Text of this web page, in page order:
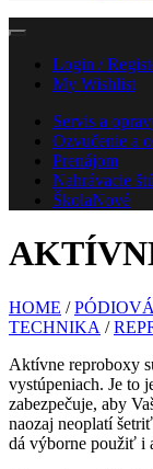
Login /
My Wishlist
Servis a
Ozvučenie a
Prenájom
Nahrávacie
ŠkolaNové
HOME /PÓDIOVÁ
TECHNIKA /
Aktívne reproboxy
vystúpeniach. Je to
zabezpečuje, aby
naozaj neoplatí
dá výborne použiť i